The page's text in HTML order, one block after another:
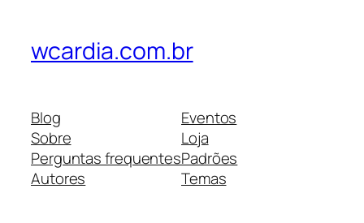
wcardia.com.br
Blog
Sobre
Perguntas frequentes
Autores
Eventos
Loja
Padrões
Temas